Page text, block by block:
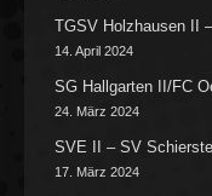
TGSV Holzhausen II –
14. April 2024
SG Hallgarten II/FC
24. März 2024
SVE II – SV
17. März 2024